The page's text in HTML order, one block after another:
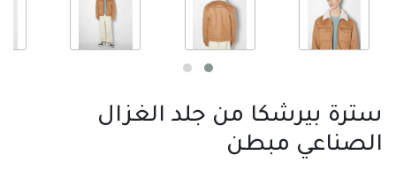
سترة بيرشكا من جلد الغزال
الصناعي مبطن